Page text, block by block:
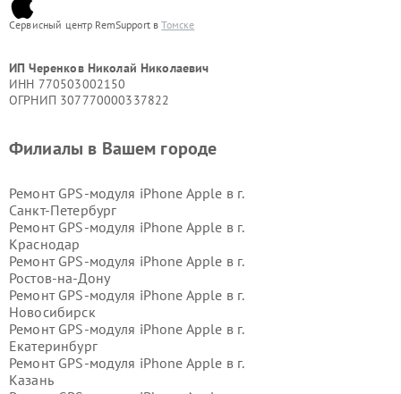
Сервисный центр RemSupport вТомске
ИП Черенков Николай Николаевич
ИНН 770503002150
ОГРНИП 307770000337822
Филиалы в Вашем городе
Ремонт GPS-модуля iPhone Apple в г.
Санкт-Петербург
Ремонт GPS-модуля iPhone Apple в г.
Краснодар
Ремонт GPS-модуля iPhone Apple в г.
Ростов-на-Дону
Ремонт GPS-модуля iPhone Apple в г.
Новосибирск
Ремонт GPS-модуля iPhone Apple в г.
Екатеринбург
Ремонт GPS-модуля iPhone Apple в г.
Казань